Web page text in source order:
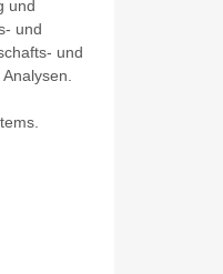
und
und
und